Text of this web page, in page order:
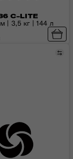
C-LITE
| 3,5 кг | 144 л